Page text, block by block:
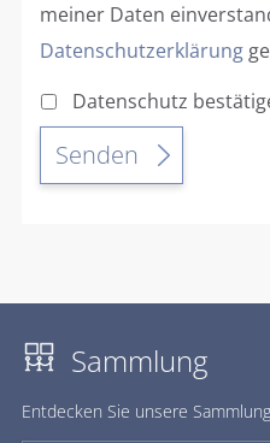
meiner Daten
Datenschutzerklärung
Datenschutz
Sammlung
Ent­de­cken Sie un­se­re